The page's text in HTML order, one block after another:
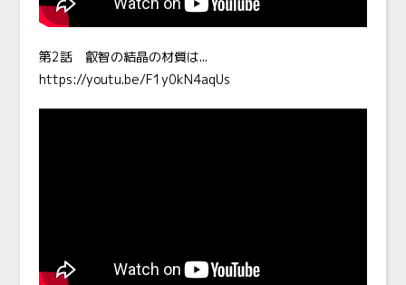
第2話 叡智の結晶の材質は...
https://youtu.be/F1y0kN4aqUs